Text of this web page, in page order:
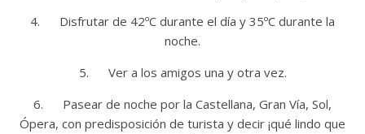
4. Disfrutar de 42ºC durante el día y 35ºC durante la
noche.
5. Ver a los amigos una y otra vez.
6. Pasear de noche por la Castellana, Gran Vía, Sol,
Ópera, con predisposición de turista y decir ¡qué lindo que